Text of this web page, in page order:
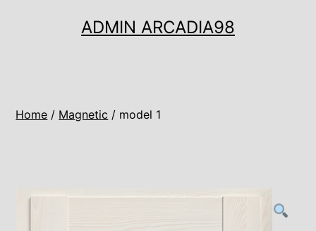
ADMIN ARCADIA98
Home / Magnetic / model 1